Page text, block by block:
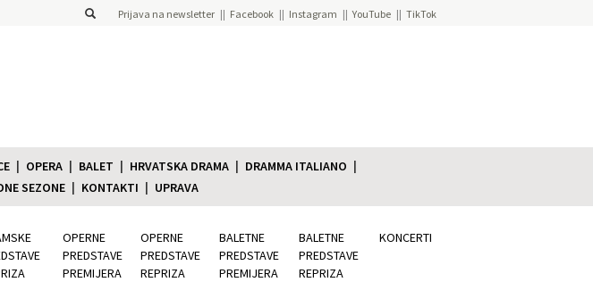
Prijava na newsletter Facebook Instagram YouTube TikTok
OPERA BALET HRVATSKA DRAMA
DRAMMA ITALIANO
SEZONE KONTAKTI UPRAVA
OPERNE
PREDSTAVE
PREMIJERA
OPERNE
PREDSTAVE
REPRIZA
BALETNE
PREDSTAVE
PREMIJERA
BALETNE
PREDSTAVE
REPRIZA
KONCERTI